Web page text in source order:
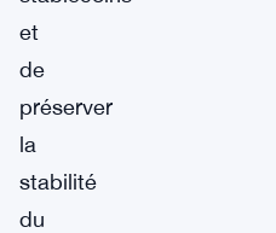
et
de
préserver
la
stabilité
du